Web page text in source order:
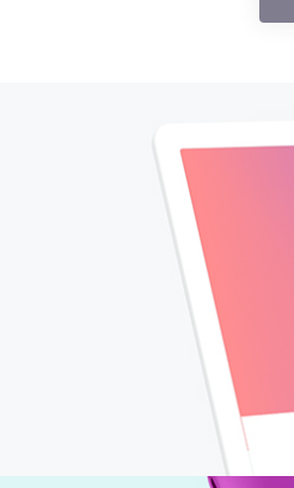
Pack Branding Strategy